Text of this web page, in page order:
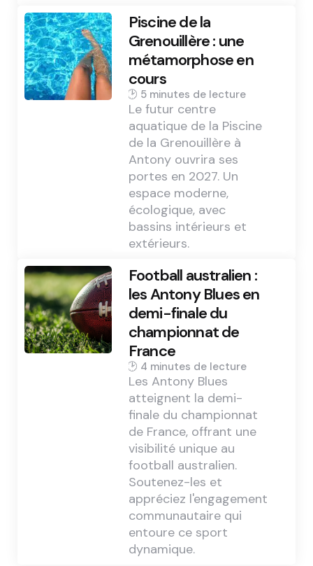
Piscine de la
Grenouillère : une
métamorphose en
cours
5 min
Le futur centre
aquatique de la Piscine
de la Grenouillère à
Antony ouvrira ses
portes en 2027. Un
espace moderne,
écologique, avec
bassins intérieurs et
extérieurs.
Football australien :
les Antony Blues en
demi-finale du
championnat de
France
4 min
Les Antony Blues
atteignent la demi-
finale du championnat
de France, offrant une
visibilité unique au
football australien.
Soutenez-les et
appréciez l'engagement
communautaire qui
entoure ce sport
dynamique.